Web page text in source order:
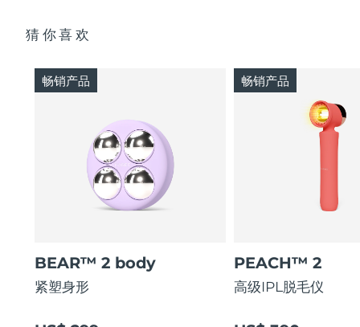
猜你喜欢
BEAR™ 2 body
紧塑身形
畅销产品
PEACH™ 2
高级IPL脱毛仪
畅销产品